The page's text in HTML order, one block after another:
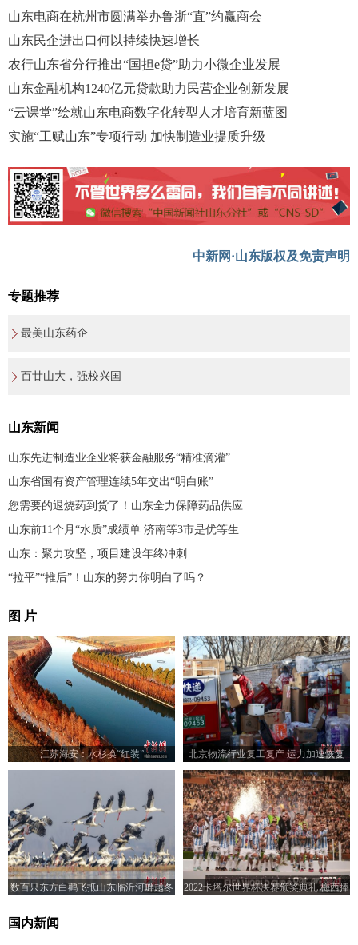
山东电商在杭州市圆满举办鲁浙“直”约赢商会
山东民企进出口何以持续快速增长
农行山东省分行推出“国担e贷”助力小微企业发展
山东金融机构1240亿元贷款助力民营企业创新发展
“云课堂”绘就山东电商数字化转型人才培育新蓝图
实施“工赋山东”专项行动 加快制造业提质升级
中新网·山东版权及免责声明
专题推荐
最美山东药企
百廿山大，强校兴国
山东新闻
山东先进制造业企业将获金融服务“精准滴灌”
山东省国有资产管理连续5年交出“明白账”
您需要的退烧药到货了！山东全力保障药品供应
山东前11个月“水质”成绩单 济南等3市是优等生
山东：聚力攻坚，项目建设年终冲刺
“拉平”“推后”！山东的努力你明白了吗？
图 片
江苏海安：水杉换“红装” 北京物流行业复工复产 运力加速恢复
数百只东方白鹳飞抵山东临沂河畔越冬
2022卡塔尔世界杯决赛颁奖典礼 梅西捧
国内新闻